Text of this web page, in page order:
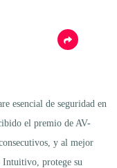
esencial de seguridad en
el premio de AV-
y al mejor
Intuitivo, protege su